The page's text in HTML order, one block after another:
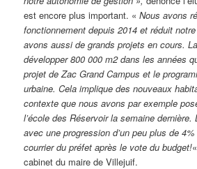
est encore plus important. «Nous avons
fonctionnement depuis 2014 et réduit
avons aussi de grands projets en cours.
développer 800 000 m2 dans les années
projet de Zac Grand Campus et le
urbaine. Cela implique des nouveaux
contexte que nous avons par exemple
l’école des Réservoir la semaine
avec une progression d’un peu plus de
courrier du préfet après le vote du budget!
cabinet du maire de Villejuif.